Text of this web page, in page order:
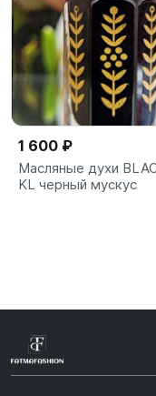
1 600 ₽
Масляные духи
KL черный мускус